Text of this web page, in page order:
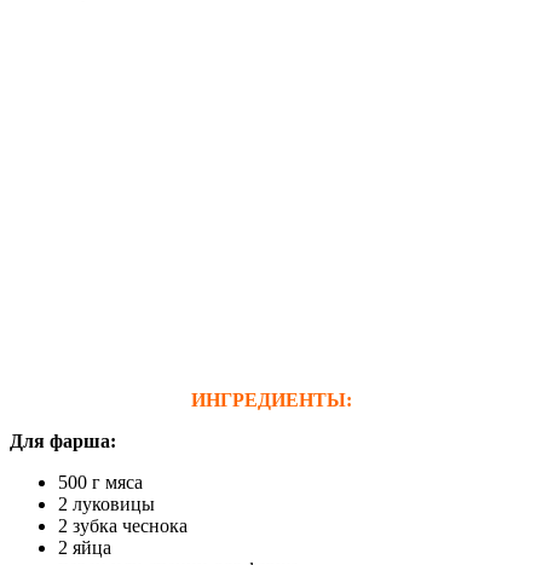
ИНГРЕДИЕНТЫ:
Для фарша:
500 г мяса
2 луковицы
2 зубка чеснока
2 яйца